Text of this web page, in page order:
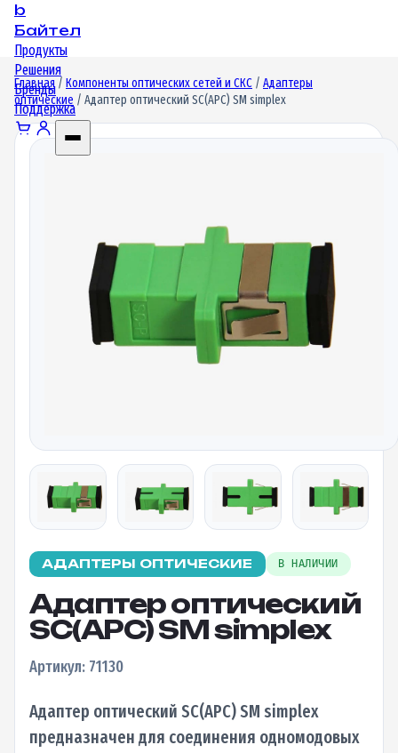
b
Байтел
Продукты
Решения
Бренды
Поддержка
Главная/ Компоненты оптических сетей и СКС / Адаптеры
оптические / Адаптер оптический SC(APC) SM simplex
АДАПТЕРЫ ОПТИЧЕСКИЕ В НАЛИЧИИ
Адаптер оптический
SC(APC) SM simplex
Артикул: 71130
Адаптер оптический SC(APC) SM simplex
предназначен для соединения одномодовых